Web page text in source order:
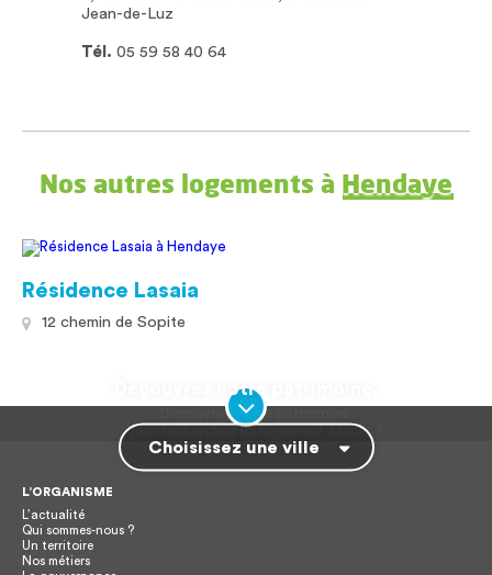
Jean-de-Luz
Tél. 05 59 58 40 64
Nos autres logements à Hendaye
Résidence Lasaia
12 chemin de Sopite
Découvrez notre patrimoine.
Choisissez une ville
L’ORGANISME
L’actualité
Qui sommes-nous ?
Un territoire
Nos métiers